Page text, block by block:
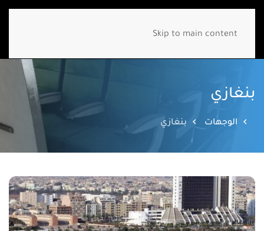
Skip to main content
بنغازي
الوجهات بنغازي